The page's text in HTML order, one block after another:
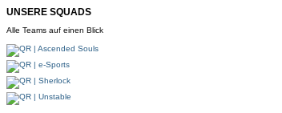
UNSERE SQUADS
Alle Teams auf einen Blick